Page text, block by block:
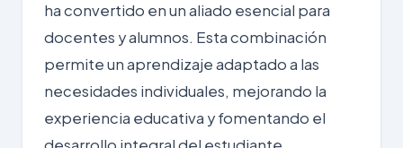
ha convertido en un aliado esencial para
docentes y alumnos. Esta combinación
permite un aprendizaje adaptado a las
necesidades individuales, mejorando la
experiencia educativa y fomentando el